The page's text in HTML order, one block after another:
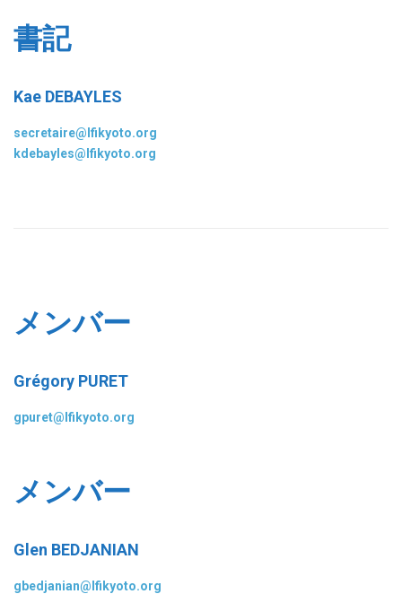
書記
Kae DEBAYLES
secretaire@lfikyoto.org
kdebayles@lfikyoto.org
メンバー
Grégory PURET
gpuret@lfikyoto.org
メンバー
Glen BEDJANIAN
gbedjanian@lfikyoto.org